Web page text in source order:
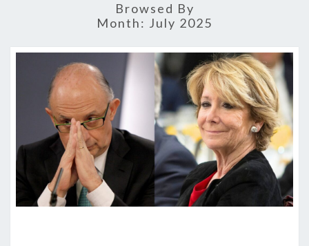
Browsed By
Month: July 2025